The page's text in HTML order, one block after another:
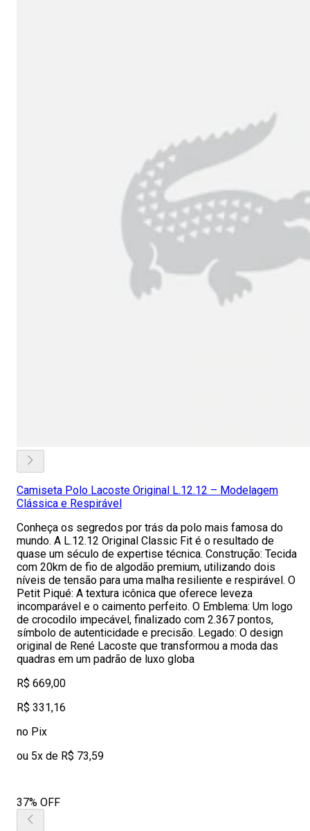
Camiseta Polo Lacoste Original L.12.12 – Modelagem
Clássica e Respirável
Conheça os segredos por trás da polo mais famosa do
mundo. A L.12.12 Original Classic Fit é o resultado de
quase um século de expertise técnica. Construção: Tecida
com 20km de fio de algodão premium, utilizando dois
níveis de tensão para uma malha resiliente e respirável. O
Petit Piqué: A textura icônica que oferece leveza
incomparável e o caimento perfeito. O Emblema: Um logo
de crocodilo impecável, finalizado com 2.367 pontos,
símbolo de autenticidade e precisão. Legado: O design
original de René Lacoste que transformou a moda das
quadras em um padrão de luxo globa
R$ 669,00
R$ 331,16
no Pix
ou 5x de R$ 73,59
37% OFF